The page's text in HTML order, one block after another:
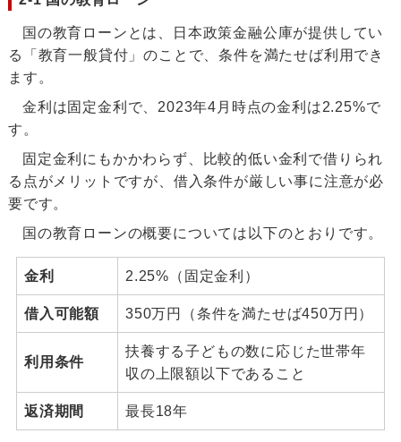
国の教育ローンとは、日本政策金融公庫が提供してい
る「教育一般貸付」のことで、条件を満たせば利用でき
ます。
金利は固定金利で、2023年4月時点の金利は2.25%で
す。
固定金利にもかかわらず、比較的低い金利で借りられ
る点がメリットですが、借入条件が厳しい事に注意が必
要です。
国の教育ローンの概要については以下のとおりです。
金利 2.25%（固定金利）
借入可能額 350万円（条件を満たせば450万円）
利用条件
扶養する子どもの数に応じた世帯年
収の上限額以下であること
返済期間 最長18年